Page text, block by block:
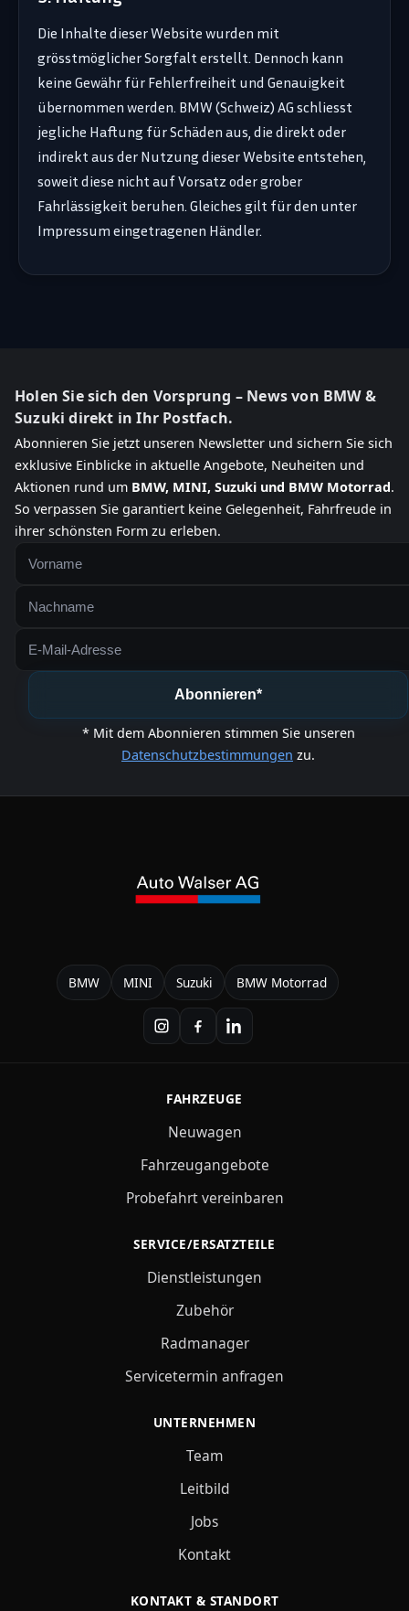
Die Inhalte dieser Website wurden mit
grösstmöglicher Sorgfalt erstellt. Dennoch kann
keine Gewähr für Fehlerfreiheit und Genauigkeit
übernommen werden. BMW (Schweiz) AG schliesst
jegliche Haftung für Schäden aus, die direkt oder
indirekt aus der Nutzung dieser Website entstehen,
soweit diese nicht auf Vorsatz oder grober
Fahrlässigkeit beruhen. Gleiches gilt für den unter
Impressum eingetragenen Händler.
Holen Sie sich den Vorsprung – News von BMW &
Suzuki direkt in Ihr Postfach.
Abonnieren Sie jetzt unseren Newsletter und sichern Sie sich
exklusive Einblicke in aktuelle Angebote, Neuheiten und
Aktionen rund um BMW, MINI, Suzuki und BMW Motorrad.
So verpassen Sie garantiert keine Gelegenheit, Fahrfreude in
ihrer schönsten Form zu erleben.
Abonnieren*
* Mit dem Abonnieren stimmen Sie unseren
Datenschutzbestimmungen zu.
BMW MINI Suzuki BMW Motorrad
FAHRZEUGE
Neuwagen
Fahrzeugangebote
Probefahrt vereinbaren
SERVICE/ERSATZTEILE
Dienstleistungen
Zubehör
Radmanager
Servicetermin anfragen
UNTERNEHMEN
Team
Leitbild
Jobs
Kontakt
KONTAKT & STANDORT